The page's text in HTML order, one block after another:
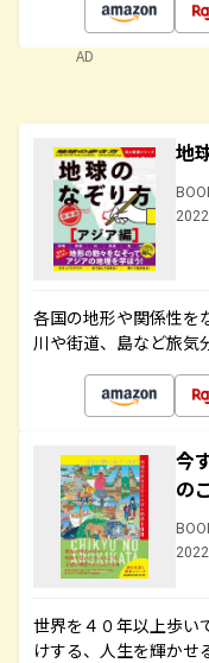
AD
地
各国の地形や関係性を
川や街道、島など旅気
今
の
世界を４０年以上歩い
けする、人生を輝かせ